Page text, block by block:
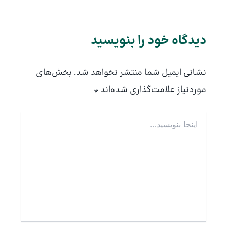
دیدگاه‌ خود را بنویسید
نشانی ایمیل شما منتشر نخواهد شد. بخش‌های
موردنیاز علامت‌گذاری شده‌اند *
بنویسید…